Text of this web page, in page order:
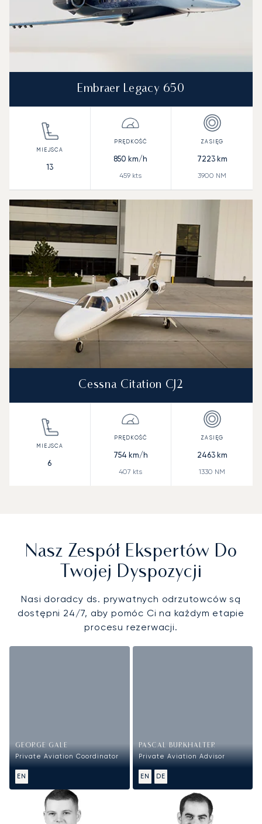
Embraer Legacy 650
13
850 km/h
459 kts
7223km
3900 NM
Cessna Citation CJ2
6
754 km/h
407 kts
2463km
1330 NM
Nasz Zespół Ekspertów Do
Twojej Dyspozycji
Nasi doradcy ds. prywatnych odrzutowców są
dostępni 24/7, aby pomóc Ci na każdym etapie
procesu rezerwacji.
GEORGE GALE
Private Aviation Coordinator
EN
PASCAL BURKHALTER
Private Aviation Advisor
EN DE